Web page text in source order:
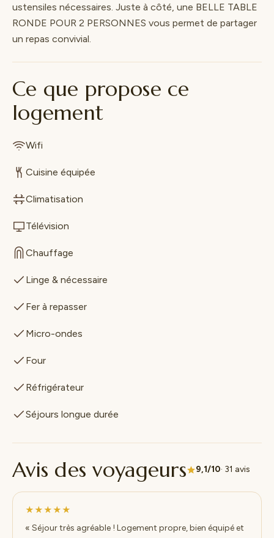
ustensiles nécessaires. Juste à côté, une BELLE TABLE
RONDE POUR 2 PERSONNES vous permet de partager
un repas convivial.
Ce que propose ce
logement
Wifi
Cuisine équipée
Climatisation
Télévision
Chauffage
Linge & nécessaire
Fer à repasser
Micro-ondes
Four
Réfrigérateur
Séjours longue durée
Avis des voyageurs 9,1/10· 31 avis
★★★★★
« Séjour très agréable ! Logement propre, bien équipé et